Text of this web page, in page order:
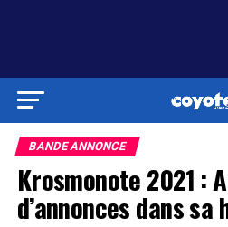
BANDE ANNONCE
Krosmonote 2021 :
d’annonces dans sa